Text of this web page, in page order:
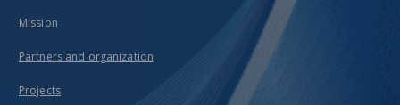
Mission
Partners and organization
Projects